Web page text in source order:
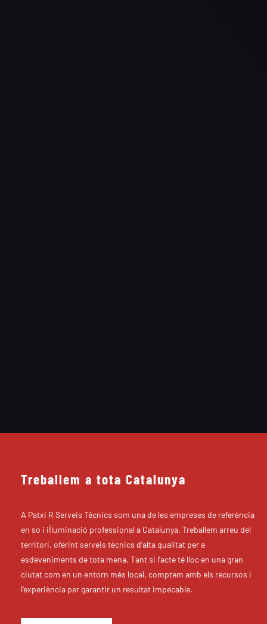
Treballem a tota Catalunya
A Patxi R Serveis Tècnics som una de les empreses de referència
en so i il·luminació professional a Catalunya. Treballem arreu del
territori, oferint serveis tècnics d’alta qualitat per a
esdeveniments de tota mena. Tant si l’acte té lloc en una gran
ciutat com en un entorn més local, comptem amb els recursos i
l’experiència per garantir un resultat impecable.